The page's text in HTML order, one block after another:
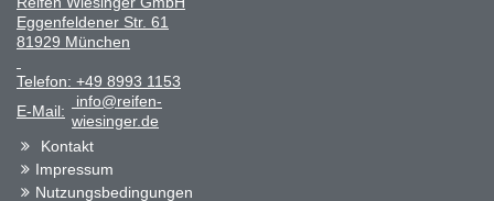
Eggenfeldener Str. 61
81929 München
Telefon: +49 8993 1153
E-Mail:
info@reifen-
wiesinger.de
Kontakt
Impressum
Nutzungsbedingungen